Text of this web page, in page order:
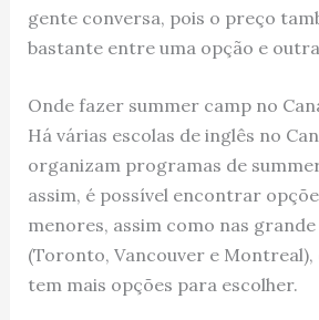
gente conversa, pois o preço
bastante entre uma opção e
Onde fazer summer camp no
Há várias escolas de inglês no
organizam programas de
assim, é possível encontrar
menores, assim como nas
(Toronto, Vancouver e Montreal),
tem mais opções para escolher.